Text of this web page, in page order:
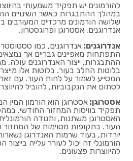
להורמונים יש תפקיד משמעותי
במהלך ההתבגרות כאשר השינויים
שלושה הורמונים מרכזיים המעורבים
אנדרוגנים, אסטרוגן ופרוגסטרון.
אנדרוגנים: אנדרוגנים, כמו
התפתחות מאפיינים גבריים אך
ההתבגרות, ייצור האנדרוגנים עולה,
בלוטות החלב בעור. בלוטות אלו
המסייע לשמור על לחות העור. עם
לסתום את הנקבוביות, להוביל
אסטרוגן: אסטרוגן הוא הורמון המין
תפקיד בוויסות המחזור החודשי.
האסטרוגן משתנות, ותנודה
העור. בתקופות מסוימות של המחזור
יורדות, בעוד שרמות האנדרוגן
הורמונלי זה יכול לעורר עלייה
להיווצרות פצעונים.